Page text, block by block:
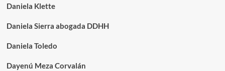
Daniela Klette
Daniela Sierra abogada DDHH
Daniela Toledo
Dayenú Meza Corvalán